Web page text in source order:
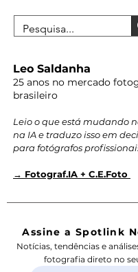
Leo Saldanha
25 anos no mercado
brasileiro
Leio o que está mudando
na IA e traduzo isso em
para fotógrafos
→ Fotograf.IA + C.E.Foto
Assine a Spotlink
Notícias, tendências e
fotografia direto no